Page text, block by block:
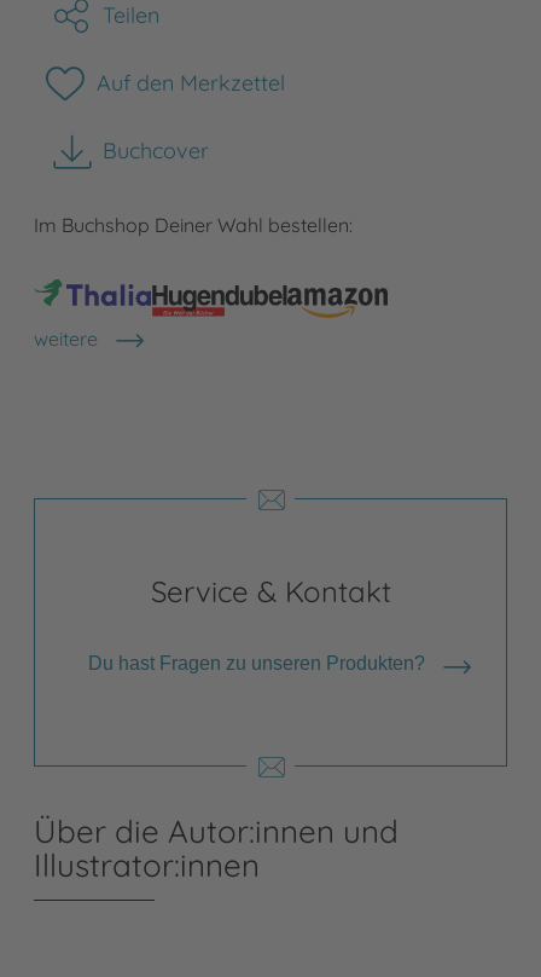
Teilen
Auf den Merkzettel
Buchcover
herunterladen
Im Buchshop Deiner Wahl bestellen:
weitere
Shops anzeigen
Service & Kontakt
Du hast Fragen zu unseren Produkten?
Über die Autor:innen und
Illustrator:innen